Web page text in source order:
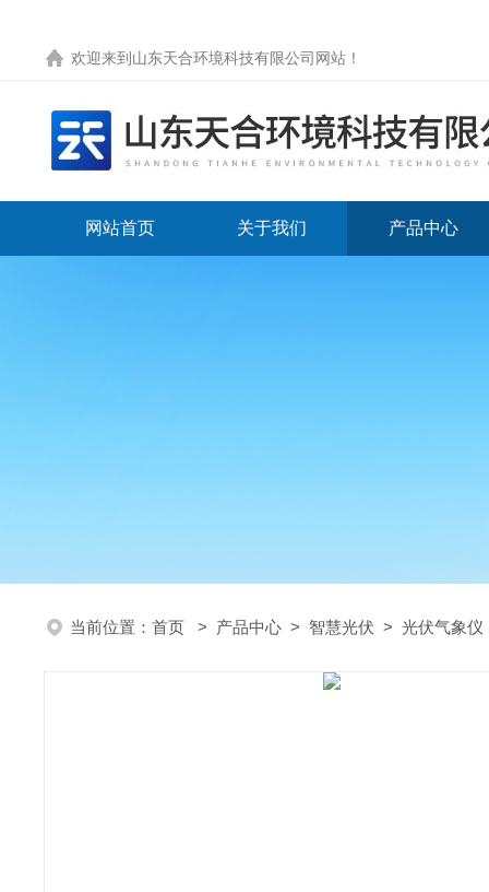
欢迎来到 山东天合环境科技有限公司网站 ！
网站首页 关于我们 产品中心
当前位置： 首页 > 产品中心 > 智慧光伏 > 光伏气象仪